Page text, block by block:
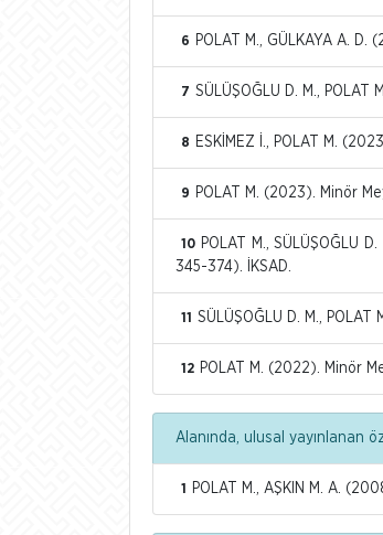
6 POLAT M., GÜLKAYA A.
7 SÜLÜŞOĞLU D. M.,
8 ESKİMEZ İ., POLAT M.
9 POLAT M. (2023). Minör
10 POLAT M., SÜLÜŞOĞLU
345-374). İKSAD.
11 SÜLÜŞOĞLU D. M.,
12 POLAT M. (2022). Minör
Alanında, ulusal yayınlanan
1 POLAT M., AŞKIN M. A.